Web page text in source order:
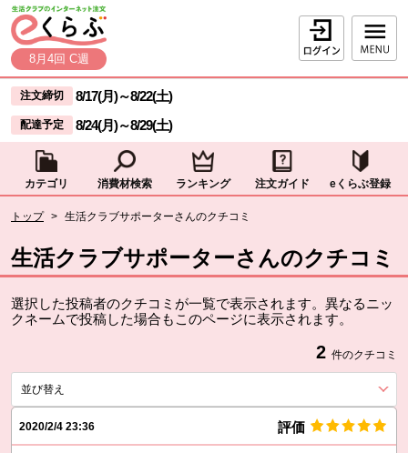
ページの先頭です。
本文へジャンプする。
8月4回 C週
ログイン
ここからサイト内共通メニューです。
サイト内共通メニューをスキップする
注文締切 8/17(月)～8/22(土)
配達予定 8/24(月)～8/29(土)
カテゴリ 消費材検索 ランキング 注文ガイド eくらぶ登録
トップ > 生活クラブサポーターさんのクチコミ
生活クラブサポーターさんのクチコミ
選択した投稿者のクチコミが一覧で表示されます。異なるニッ
クネームで投稿した場合もこのページに表示されます。
2 件のクチコミ
並び替え
2020/2/4 23:36 評価